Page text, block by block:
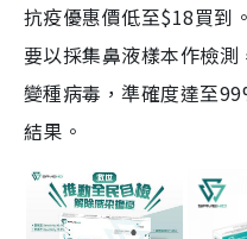
抗疫優惠價低至$18買到
要以採集鼻液樣本作檢
變種病毒，準確度達至
結果。